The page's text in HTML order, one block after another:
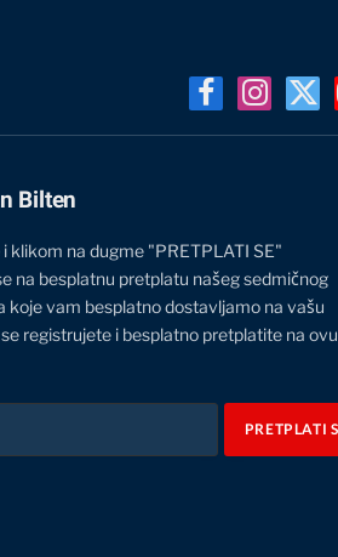
FacebookInstagram
X
Bilten
klikom na dugme "PRETPLATI SE"
na besplatnu pretplatu našeg sedmičnog
koje vam besplatno dostavljamo na vašu
registrujete i besplatno pretplatite na ovu